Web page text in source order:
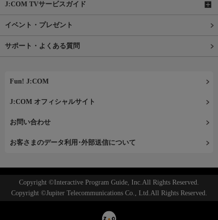
J:COM TVサービスガイド
イベント・プレゼント
サポート・よくある質問
Fun! J:COM
J:COM オフィシャルサイト
お問い合わせ
お客さまのデータ利用･外部送信について
Copyright ©Interactive Program Guide, Inc.All Rights Reserved.
Copyright ©Jupiter Telecommunications Co., Ltd.All Rights Reserved.